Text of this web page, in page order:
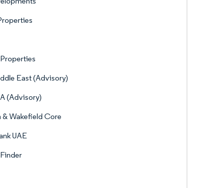
East (Advisory)
(Advisory)
& Wakefield Core
UAE